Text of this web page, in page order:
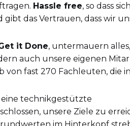
Hassle free, so dass
das Vertrauen, dass wir
it Done, untermauern
auch unsere eigenen
fast 270 Fachleuten, die
technikgestützte
unsere Ziele zu
im Hinterkopf